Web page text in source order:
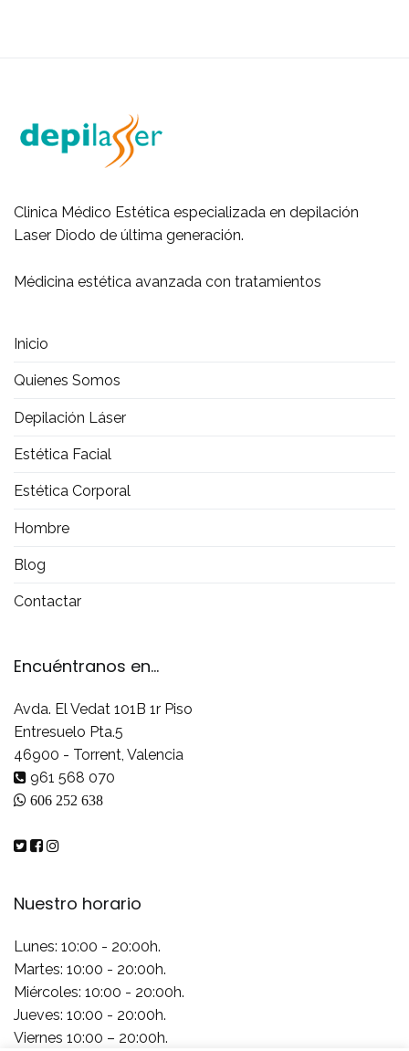
Clinica Médico Estética especializada en depilación
Laser Diodo de última generación.
Médicina estética avanzada con tratamientos
Inicio
Quienes Somos
Depilación Láser
Estética Facial
Estética Corporal
Hombre
Blog
Contactar
Encuéntranos en...
Avda. El Vedat 101B 1r Piso
Entresuelo Pta.5
46900 - Torrent, Valencia
961 568 070
606 252 638
Nuestro horario
Lunes: 10:00 - 20:00h.
Martes: 10:00 - 20:00h.
Miércoles: 10:00 - 20:00h.
Jueves: 10:00 - 20:00h.
Viernes 10:00 – 20:00h.